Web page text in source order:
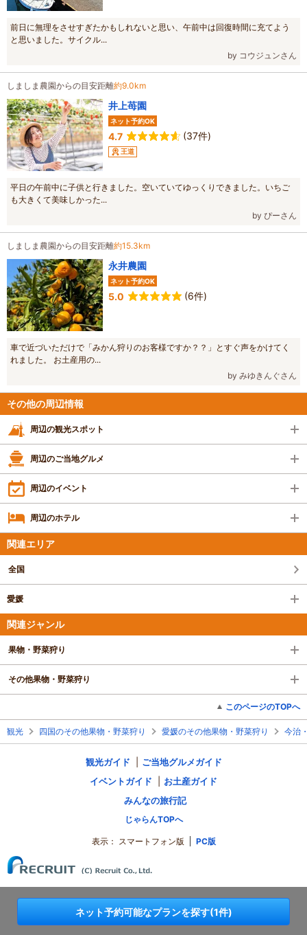
ネット予約可能なプランを探す(1件)
前日に無理をさせすぎたかもしれないと思い、午前中は回復時間に充てよう
と思いました。サイクル...
by コウジュンさん
しましま農園からの目安距離約9.0km
井上苺園
ネット予約OK
4.7 (37件)
王道
平日の午前中に子供と行きました。空いていてゆっくりできました。いちご
も大きくて美味しかった...
by ぴーさん
しましま農園からの目安距離約15.3km
永井農園
ネット予約OK
5.0 (6件)
車で近づいただけで「みかん狩りのお客様ですか？？」とすぐ声をかけてく
れました。 お土産用の...
by みゆきんぐさん
その他の周辺情報
周辺の観光スポット
周辺のご当地グルメ
周辺のイベント
周辺のホテル
関連エリア
全国
愛媛
関連ジャンル
果物・野菜狩り
その他果物・野菜狩り
このページのTOPへ
観光 四国のその他果物・野菜狩り 愛媛のその他果物・野菜狩り 今治
観光ガイド
ご当地グルメガイド
イベントガイド
お土産ガイド
みんなの旅行記
じゃらんTOPへ
表示： スマートフォン版 PC版